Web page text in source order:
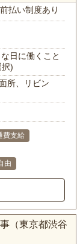
払い制度あり
日に働くこと
)
所、リビン
費支給
由
（東京都渋谷